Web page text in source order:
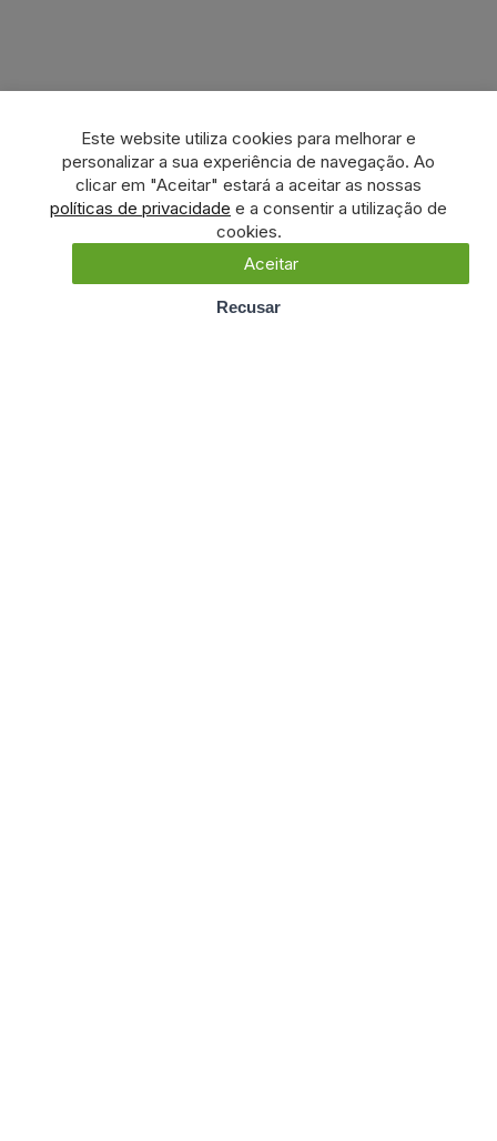
Este website utiliza cookies para melhorar e
personalizar a sua experiência de navegação. Ao
clicar em "Aceitar" estará a aceitar as nossas
políticas de privacidade e a consentir a utilização de
cookies.
Aceitar
Recusar